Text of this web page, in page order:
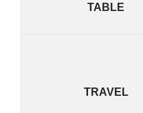
TABLE
TRAVEL